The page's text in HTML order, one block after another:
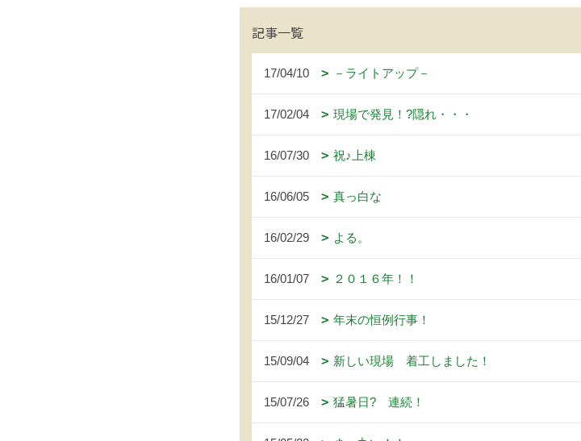
記事一覧
17/04/10 －ライトアップ－
17/02/04 現場で発見！?隠れ・・・
16/07/30 祝♪上棟
16/06/05 真っ白な
16/02/29 よる。
16/01/07 ２０１６年！！
15/12/27 年末の恒例行事！
15/09/04 新しい現場 着工しました！
15/07/26 猛暑日? 連続！